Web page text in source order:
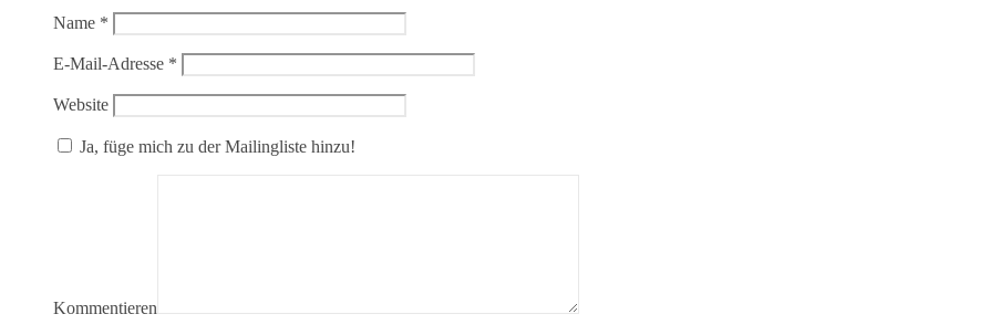
Name *
E-Mail-Adresse *
Website
Ja, füge mich zu der Mailingliste hinzu!
Kommentieren